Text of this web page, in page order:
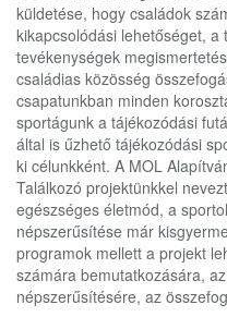
küldetése, hogy családok
kikapcsolódási lehetőséget,
tevékenységek
családias közösség
csapatunkban minden
sportágunk a tájékozódási
által is űzhető tájékozódási
ki célunkként. A MOL
Találkozó projektünkkel
egészséges életmód, a
népszerűsítése már
programok mellett a projekt
számára bemutatkozására,
népszerűsítésére, az